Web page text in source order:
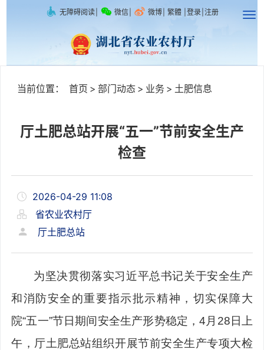
无障碍阅读 微信 微博 繁體 登录 注册
当前位置： 首页 > 部门动态 > 业务 > 土肥信息
厅土肥总站开展“五一”节前安全生产
检查
2026-04-29 11:08
省农业农村厅
厅土肥总站
为坚决贯彻落实习近平总书记关于安全生产
和消防安全的重要指示批示精神，切实保障大
院“五一”节日期间安全生产形势稳定，4月28日上
午，厅土肥总站组织开展节前安全生产专项大检